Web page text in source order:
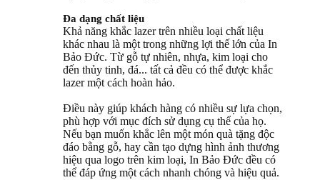
Đa dạng chất liệu
Khả năng khắc lazer trên nhiều loại chất liệu
khác nhau là một trong những lợi thế lớn của In
Bảo Đức. Từ gỗ tự nhiên, nhựa, kim loại cho
đến thủy tinh, đá... tất cả đều có thể được khắc
lazer một cách hoàn hảo.
Điều này giúp khách hàng có nhiều sự lựa chọn,
phù hợp với mục đích sử dụng cụ thể của họ.
Nếu bạn muốn khắc lên một món quà tặng độc
đáo bằng gỗ, hay cần tạo dựng hình ảnh thương
hiệu qua logo trên kim loại, In Bảo Đức đều có
thể đáp ứng một cách nhanh chóng và hiệu quả.